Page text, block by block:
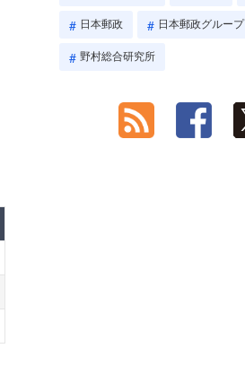
日本郵政 日本郵政グループ
野村総合研究所